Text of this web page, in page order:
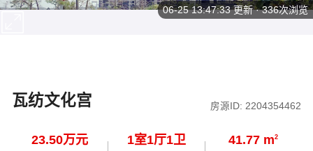
瓦纺文化宫 房源ID: 2204354462
23.50万元 1室1厅1卫 41.77 m2
06-25 13:47:33更新 · 336次浏览